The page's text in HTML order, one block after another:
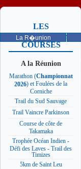
La R�union
LES
PROCHAINES
COURSES
A la Réunion
Marathon (Championnat
2026) et Foulées de la
Corniche
Trail du Sud Sauvage
Trail Vaincre Parkinson
Course de côte de
Takamaka
Trophée Océan Indien -
Défi des Laves - Trail des
Timizes
5km de Saint Leu